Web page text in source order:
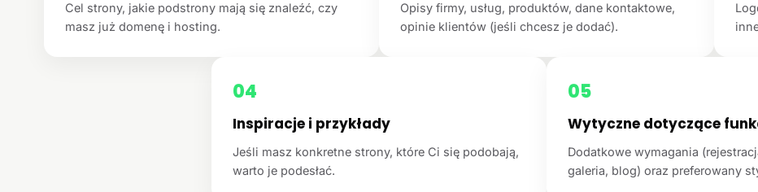
Cel strony, jakie podstrony mają się znaleźć, czy
masz już domenę i hosting.
Opisy firmy, usług, produktów, dane kontaktowe,
opinie klientów (jeśli chcesz je dodać).
04
Inspiracje i przykłady
Jeśli masz konkretne strony, które Ci się podobają,
warto je podesłać.
05
Wytyczne dotyczące
Dodatkowe wymagania
galeria, blog) oraz preferowany